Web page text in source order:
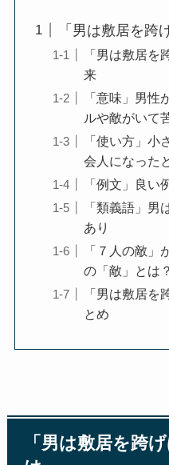
「男は敷居を跨
「男は敷居を
来
「意味」男性
ルや敵がいて
「使い方」小
会人になった
「例文」良い
「類義語」男
あり
「７人の敵」
の「敵」とは？
「男は敷居を
とめ
「男は敷居を跨